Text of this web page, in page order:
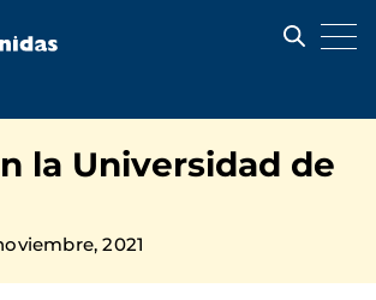
la Universidad de
2021